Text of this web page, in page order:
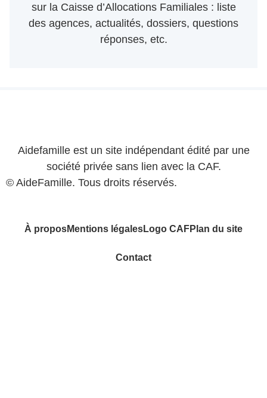
sur la Caisse d’Allocations Familiales : liste
des agences, actualités, dossiers, questions
réponses, etc.
Aidefamille est un site indépendant édité par une
société privée sans lien avec la CAF.
© AideFamille. Tous droits réservés.
À proposMentions légalesLogo CAFPlan du site
Contact